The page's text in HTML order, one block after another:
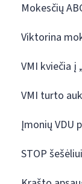
Mokesčių
Viktorina
VMI kviečia į
VMI turto
Įmonių VDU
STOP šešėliui